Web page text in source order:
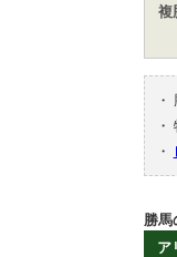
複
・
・
・
勝馬
ア